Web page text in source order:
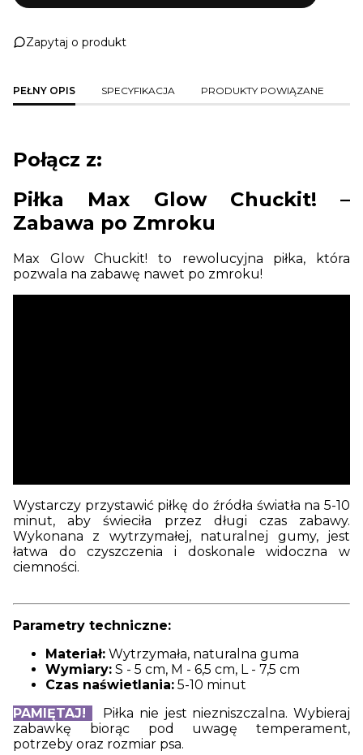
Zapytaj o produkt
PEŁNY OPIS SPECYFIKACJA PRODUKTY POWIĄZANE
Połącz z:
Piłka Max Glow Chuckit! –
Zabawa po Zmroku
Max Glow Chuckit! to rewolucyjna piłka, która
pozwala na zabawę nawet po zmroku!
Wystarczy przystawić piłkę do źródła światła na 5-10
minut, aby świeciła przez długi czas zabawy.
Wykonana z wytrzymałej, naturalnej gumy, jest
łatwa do czyszczenia i doskonale widoczna w
ciemności.
Parametry techniczne:
Materiał: Wytrzymała, naturalna guma
Wymiary: S - 5 cm, M - 6,5 cm, L - 7,5 cm
Czas naświetlania: 5-10 minut
PAMIĘTAJ!
Piłka nie jest niezniszczalna. Wybieraj
zabawkę biorąc pod uwagę temperament,
potrzeby oraz rozmiar psa.